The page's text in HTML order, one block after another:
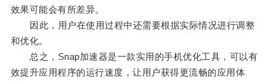
效果可能会有所差异。
因此，用户在使用过程中还需要根据实际情况进行调整
和优化。
总之，Snap加速器是一款实用的手机优化工具，可以有
效提升应用程序的运行速度，让用户获得更流畅的应用体